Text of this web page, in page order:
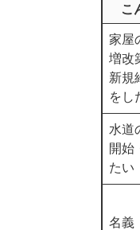
こ
家屋
増改
新規
をし
水道
開始
たい
名義